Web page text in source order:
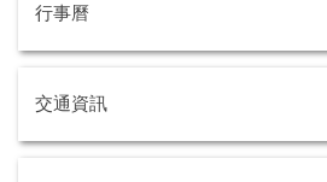
行事曆
交通資訊